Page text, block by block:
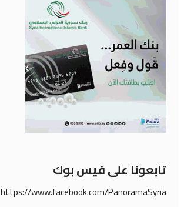
تابعونا على فيس بوك
https://www.facebook.com/PanoramaSyria